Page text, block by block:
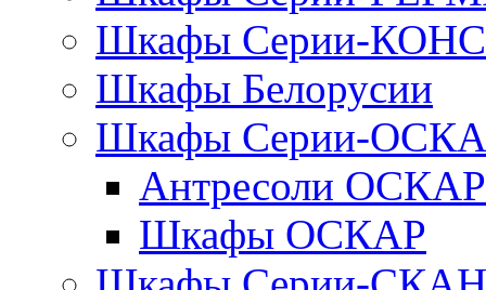
Шкафы Серии-
Шкафы Белорусии
Шкафы Серии-
Антресоли ОСКАР
Шкафы ОСКАР